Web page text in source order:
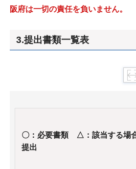
阪府は一切の責任を負いません。
3.提出書類一覧表
〇：必要書類 △：該当する場
提出